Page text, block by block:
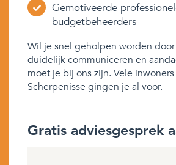
Gemotiveerde
budgetbeheerders
Wil je snel geholpen worden
duidelijk communiceren en
moet je bij ons zijn. Vele
Scherpenisse gingen je al voor.
Gratis adviesgesprek